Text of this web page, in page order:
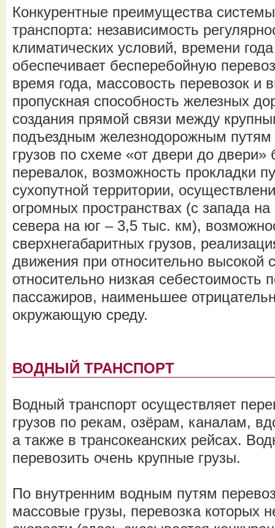
Конкурентные преимущества
транспорта: независимость
климатических условий, времени
обеспечивает бесперебойную
время года, массовость перевозок и
пропускная способность железных
создания прямой связи между
подъездным железнодорожным путям
грузов по схеме «от двери до двери»
перевалок, возможность прокладки
сухопутной территории,
огромных пространствах (с запада
севера на юг – 3,5 тыс. км),
сверхнегабаритных грузов,
движения при относительно высокой
относительно низкая себестоимость
пассажиров, наименьшее
окружающую среду.
ВОДНЫЙ ТРАНСПОРТ
Водный транспорт осуществляет
грузов по рекам, озёрам, каналам,
а также в трансокеанских рейсах.
перевозить очень крупные грузы.
По внутренним водным путям
массовые грузы, перевозка которых